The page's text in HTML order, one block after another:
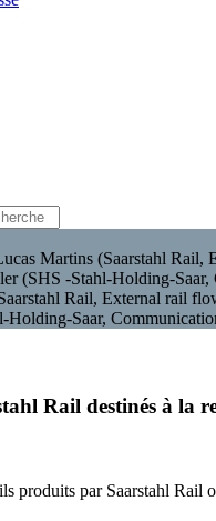
Rail, External rail
Saar,
Rail destinés à la
produits par Saarstahl